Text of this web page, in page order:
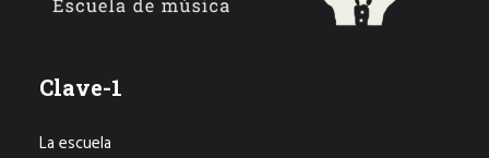
Clave-1
La escuela